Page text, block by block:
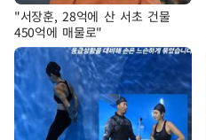
"서장훈, 28억에 산 서초 건물
450억에 매물로"